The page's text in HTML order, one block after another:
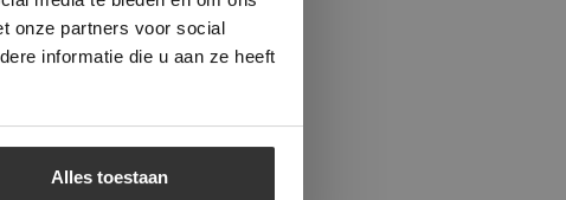
onze partners voor social
informatie die u aan ze heeft
Alles toestaan
hierin